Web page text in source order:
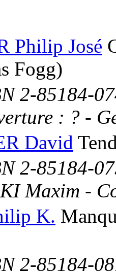
Philip José
Fogg)
2-85184-
: ? -
David
2-85184-
Maxim -
K.
2-85184-